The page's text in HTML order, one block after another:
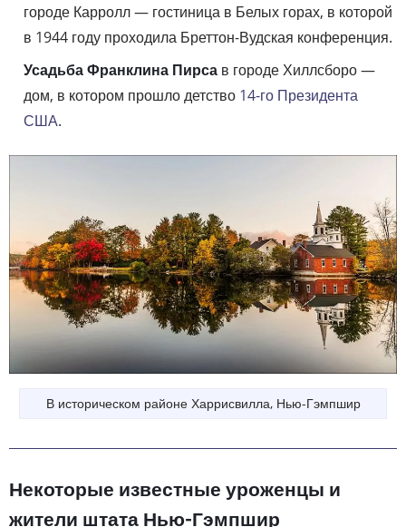
городе Карролл — гостиница в Белых горах, в которой
в 1944 году проходила Бреттон-Вудская конференция.
Усадьба Франклина Пирса в городе Хиллсборо —
дом, в котором прошло детство 14-го Президента
США.
В историческом районе Харрисвилла, Нью-Гэмпшир
Некоторые известные уроженцы и
жители штата Нью-Гэмпшир